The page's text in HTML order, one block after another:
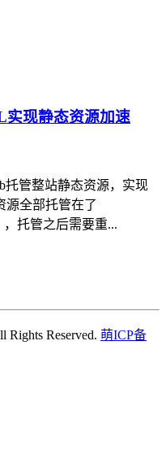
实现静态资源加速
托管整站静态资源，实现
源全部托管在了
，托管之后需要重...
Reserved. 萌ICP备